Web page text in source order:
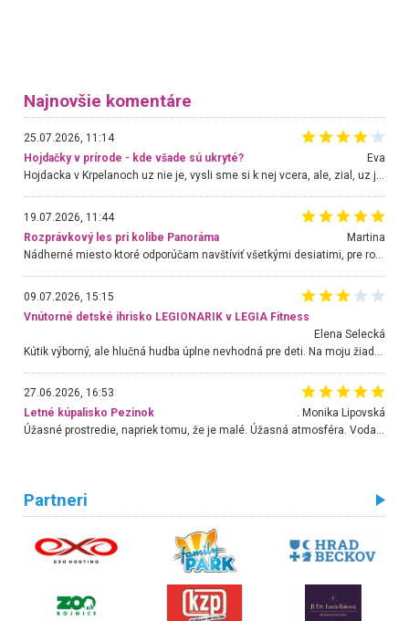
Najnovšie komentáre
25.07.2026, 11:14
Hojdačky v prírode - kde všade sú ukryté?
Eva
Hojdacka v Krpelanoch uz nie je, vysli sme si k nej vcera, ale, zial, uz je znicena. Ak sem planujete cestu len kvoli hojdacke, mozete si ju usetrit. Krasny vyhlad je tu vsak aj bez hojdacky :-)
19.07.2026, 11:44
Rozprávkový les pri kolibe Panoráma
Martina
Nádherné miesto ktoré odporúčam navštíviť všetkými desiatimi, pre rodiny s deťmi, dôchodcom... Proste a jednoducho ozaj rozprávkový les.. určite ešte prídeme. Odniesli sme si na pamiatku krásne tričká,
09.07.2026, 15:15
Vnútorné detské ihrisko LEGIONARIK v LEGIA Fitness
Elena Selecká
27.06.2026, 16:53
Letné kúpalisko Pezinok
. Monika Lipovská
Úžasné prostredie, napriek tomu, že je malé. Úžasná atmosféra. Voda fantastická a nádherná. Ľudí je pomerne veľa, ale su mili a ohľaduplní. Je veľmi zaujímavé sledovať, ako dokážu spolu športovať cudzí ľudia a bez ohľadu na vek. Vládne tu pohoda. Vnuka neviem dostať z vody. Ďakujem za krásny deň . Urcite sa sem vrátim. Jediný problém je s parkovaním, ale aj ten sa mi podarilo vyriešiť. Monika Bratislava
Partneri